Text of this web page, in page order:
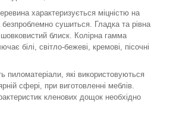
характеризується міцністю на
сушиться. Гладка та рівна
блиск. Колірна гамма
білі, світло-бежеві, кремові, пісочні
які використовуються
сфері, при виготовленні меблів.
кленових дощок необхідно